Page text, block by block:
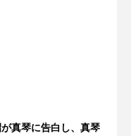
真琴に告白し、真琴